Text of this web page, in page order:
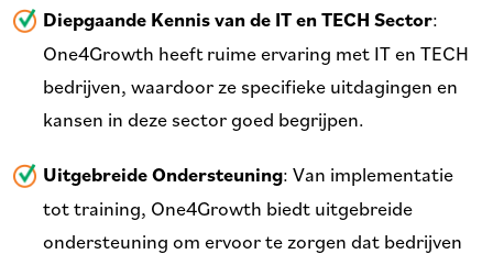
Diepgaande Kennis van de IT en TECH Sector:
One4Growth heeft ruime ervaring met IT en TECH
bedrijven, waardoor ze specifieke uitdagingen en
kansen in deze sector goed begrijpen.
Uitgebreide Ondersteuning: Van implementatie
tot training, One4Growth biedt uitgebreide
ondersteuning om ervoor te zorgen dat bedrijven